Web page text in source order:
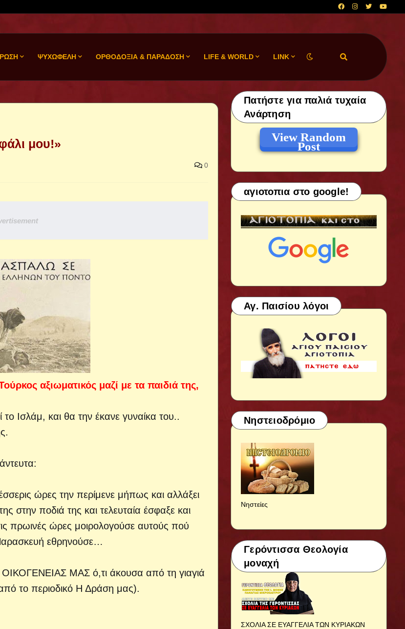
ΨΥΧΩΦΕΛΗ ΟΡΘΟΔΟΞΙΑ & ΠΑΡΑΔΟΣΗ LIFE & WORLD LINK
μου!»
0
αξιωματικός μαζί με τα παιδιά της,
Ισλάμ, και θα την έκανε γυναίκα του..
ώρες την περίμενε μήπως και αλλάξει
στην ποδιά της και τελευταία έσφαξε και
πρωινές ώρες μοιρολογούσε αυτούς πού
εθρηνούσε…
ΜΑΣ ό,τι άκουσα από τη γιαγιά
το περιοδικό Η Δράση μας).
Πατήστε για παλιά τυχαία
Ανάρτηση
View Random
Post
αγιοτοπια στο google!
Αγ. Παισίου λόγοι
Νηστειοδρόμιο
Νηστείες
Γερόντισσα Θεολογία
μοναχή
ΣΧΟΛΙΑ ΣΕ ΕΥΑΓΓΕΛΙΑ ΤΩΝ ΚΥΡΙΑΚΩΝ